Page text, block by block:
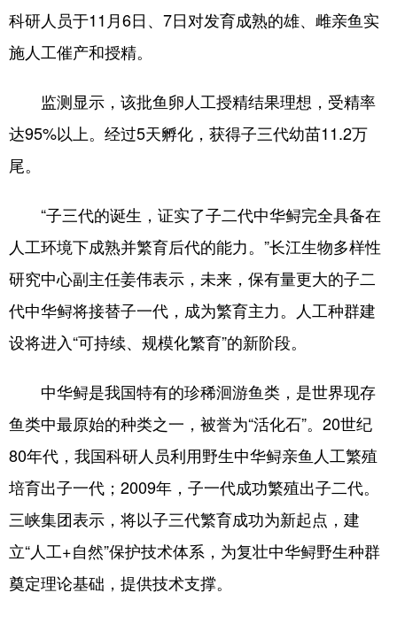
文化产业
地方频道
北京 天津 河北 山西
山东 河南 湖北 湖南
广东 广西 海南 重庆
四川 贵州 云南 西藏
陕西 甘肃 青海
新疆 内蒙古 黑龙江
多语种频道
English Español Français عربى
Русский язык 日本語 한국어
科研人员于11月6日、7日对发育成熟的雄、雌亲鱼实
施人工催产和授精。
监测显示，该批鱼卵人工授精结果理想，受精率
达95%以上。经过5天孵化，获得子三代幼苗11.2万
尾。
“子三代的诞生，证实了子二代中华鲟完全具备在
人工环境下成熟并繁育后代的能力。”长江生物多样性
研究中心副主任姜伟表示，未来，保有量更大的子二
代中华鲟将接替子一代，成为繁育主力。人工种群建
设将进入“可持续、规模化繁育”的新阶段。
中华鲟是我国特有的珍稀洄游鱼类，是世界现存
鱼类中最原始的种类之一，被誉为“活化石”。20世纪
80年代，我国科研人员利用野生中华鲟亲鱼人工繁殖
培育出子一代；2009年，子一代成功繁殖出子二代。
三峡集团表示，将以子三代繁育成功为新起点，建
立“人工+自然”保护技术体系，为复壮中华鲟野生种群
奠定理论基础，提供技术支撑。